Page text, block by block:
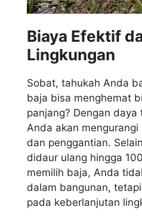
Biaya Efektif
Lingkungan
Sobat, tahukah Anda
baja bisa menghemat
panjang? Dengan
Anda akan
dan penggantian.
didaur ulang hingga
memilih baja, Anda
dalam bangunan,
pada keberlanjutan